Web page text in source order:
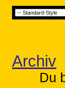
Archiv
Du